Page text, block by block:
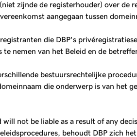
zijnde de registerhouder) over de
aangegaan tussen
die DBP's
nemen van het Beleid en de
bestuursrechtelijke
die onderwerp is van het
not be liable as a result of any
behoudt DBP zich